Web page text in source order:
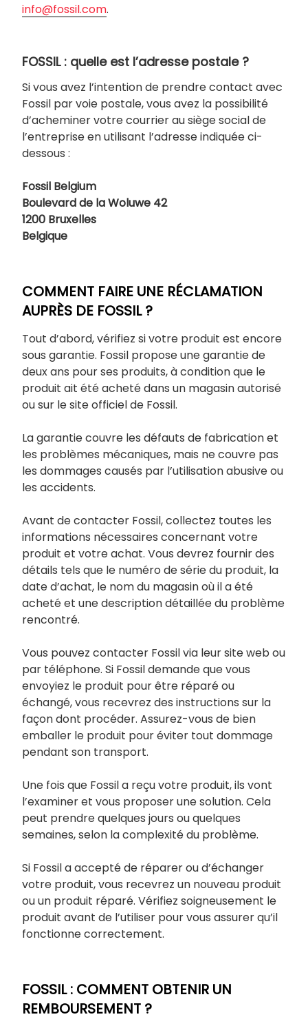
info@fossil.com.
FOSSIL : quelle est l’adresse postale ?
Si vous avez l’intention de prendre contact avec
Fossil par voie postale, vous avez la possibilité
d’acheminer votre courrier au siège social de
l’entreprise en utilisant l’adresse indiquée ci-
dessous :
Fossil Belgium
Boulevard de la Woluwe 42
1200 Bruxelles
Belgique
COMMENT FAIRE UNE RÉCLAMATION
AUPRÈS DE FOSSIL ?
Tout d’abord, vérifiez si votre produit est encore
sous garantie. Fossil propose une garantie de
deux ans pour ses produits, à condition que le
produit ait été acheté dans un magasin autorisé
ou sur le site officiel de Fossil.
La garantie couvre les défauts de fabrication et
les problèmes mécaniques, mais ne couvre pas
les dommages causés par l’utilisation abusive ou
les accidents.
Avant de contacter Fossil, collectez toutes les
informations nécessaires concernant votre
produit et votre achat. Vous devrez fournir des
détails tels que le numéro de série du produit, la
date d’achat, le nom du magasin où il a été
acheté et une description détaillée du problème
rencontré.
Vous pouvez contacter Fossil via leur site web ou
par téléphone. Si Fossil demande que vous
envoyiez le produit pour être réparé ou
échangé, vous recevrez des instructions sur la
façon dont procéder. Assurez-vous de bien
emballer le produit pour éviter tout dommage
pendant son transport.
Une fois que Fossil a reçu votre produit, ils vont
l’examiner et vous proposer une solution. Cela
peut prendre quelques jours ou quelques
semaines, selon la complexité du problème.
Si Fossil a accepté de réparer ou d’échanger
votre produit, vous recevrez un nouveau produit
ou un produit réparé. Vérifiez soigneusement le
produit avant de l’utiliser pour vous assurer qu’il
fonctionne correctement.
FOSSIL : COMMENT OBTENIR UN
REMBOURSEMENT ?